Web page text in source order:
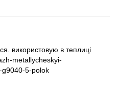
використовую в теплиці
metallycheskyi-
5-polok